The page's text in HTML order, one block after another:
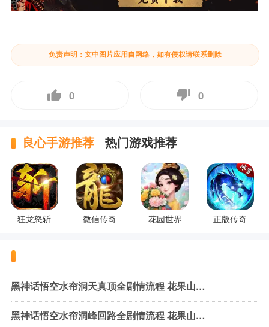
免责声明：文中图片应用自网络，如有侵权请联系删除
0 0
良心手游推荐 热门游戏推荐
狂龙怒斩 微信传奇 花园世界 正版传奇
黑神话悟空水帘洞天真顶全剧情流程 花果山水帘洞天真顶图文攻略
黑神话悟空水帘洞峰回路全剧情流程 花果山水帘洞峰回路图文攻略